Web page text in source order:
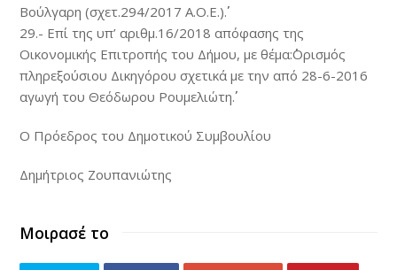
Βούλγαρη (σχετ.294/2017 Α.Ο.Ε.)΄΄.
29.- Επί της υπ’ αριθμ.16/2018 απόφασης της
Οικονομικής Επιτροπής του Δήμου, με θέμα:΄΄Ορισμός
πληρεξούσιου Δικηγόρου σχετικά με την από 28-6-2016
αγωγή του Θεόδωρου Ρουμελιώτη΄΄.
Ο Πρόεδρος του Δημοτικού Συμβουλίου
Δημήτριος Ζουπανιώτης
Μοιρασέ το